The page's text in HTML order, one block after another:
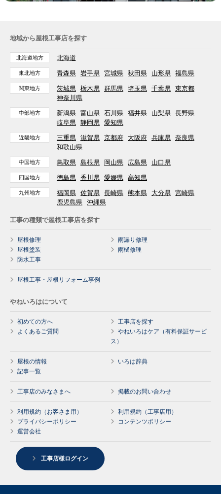
地域から屋根工事店を探す
北海道地方 北海道
東北地方 青森県 岩手県 宮城県 秋田県 山形県 福島県
関東地方 茨城県 栃木県 群馬県 埼玉県 千葉県 東京都
神奈川県
中部地方 新潟県 富山県 石川県 福井県 山梨県 長野県
岐阜県 静岡県 愛知県
近畿地方 三重県 滋賀県 京都府 大阪府 兵庫県 奈良県
和歌山県
中国地方 鳥取県 島根県 岡山県 広島県 山口県
四国地方 徳島県 香川県 愛媛県 高知県
九州地方 福岡県 佐賀県 長崎県 熊本県 大分県 宮崎県
鹿児島県 沖縄県
工事の種類で屋根工事店を探す
屋根修理
雨漏り修理
屋根塗装
雨樋修理
防水工事
屋根工事・屋根リフォーム事例
やねいろはについて
初めての方へ
工事店を探す
よくあるご質問
やねいろはケア（有料保証サービ
ス）
屋根の情報
いろは辞典
記事一覧
工事店のみなさまへ 掲載のお問い合わせ
利用規約（お客さま用）
利用規約（工事店用）
プライバシーポリシー
コンテンツポリシー
運営会社
工事店様ログイン